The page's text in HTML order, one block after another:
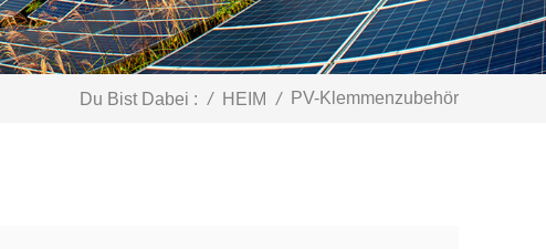
Du Bist Dabei : / HEIM / PV-Klemmenzubehör